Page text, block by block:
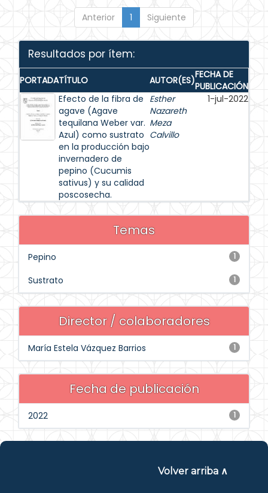
Anterior 1 Siguiente
Resultados por ítem:
PORTADATÍTULO AUTOR(ES)FECHA DE
PUBLICACIÓN
Efecto de la fibra de
agave (Agave
tequilana Weber var.
Azul) como sustrato
en la producción bajo
invernadero de
pepino (Cucumis
sativus) y su calidad
poscosecha.
Esther
Nazareth
Meza
Calvillo
1-jul-2022
Temas
1
Pepino
1
Sustrato
Director / colaboradores
1
María Estela Vázquez Barrios
Fecha de publicación
1
2022
Volver arriba ∧